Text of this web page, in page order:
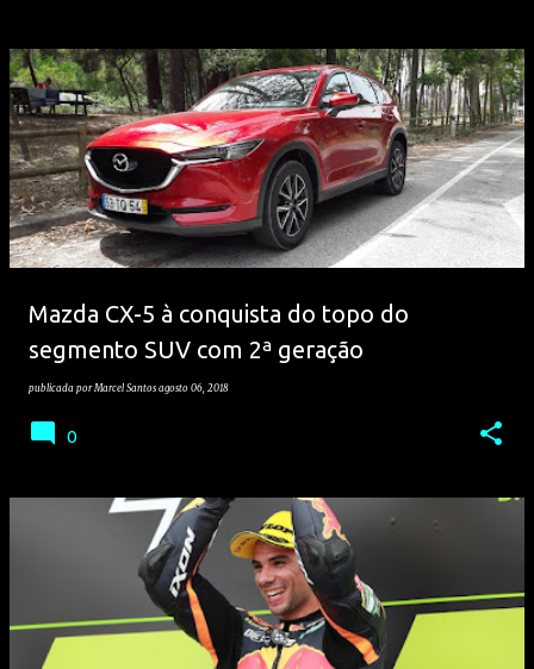
Mazda CX-5 à conquista do topo do
segmento SUV com 2ª geração
publicada porMarcel Santos agosto 06, 2018
0